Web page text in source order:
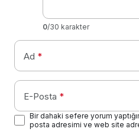
0/30 karakter
Ad *
E-Posta *
Bir dahaki sefere yorum
posta adresimi ve web site